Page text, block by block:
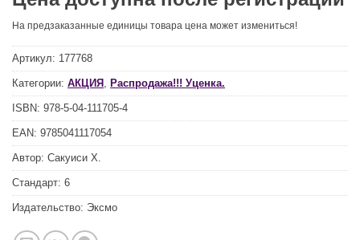
На предзаказанные единицы товара цена может измениться!
Артикул: 177768
Категории: АКЦИЯ , Распродажа!!! Уценка.
ISBN: 978-5-04-111705-4
EAN: 9785041117054
Автор: Сакуиси Х.
Стандарт: 6
Издательство: Эксмо